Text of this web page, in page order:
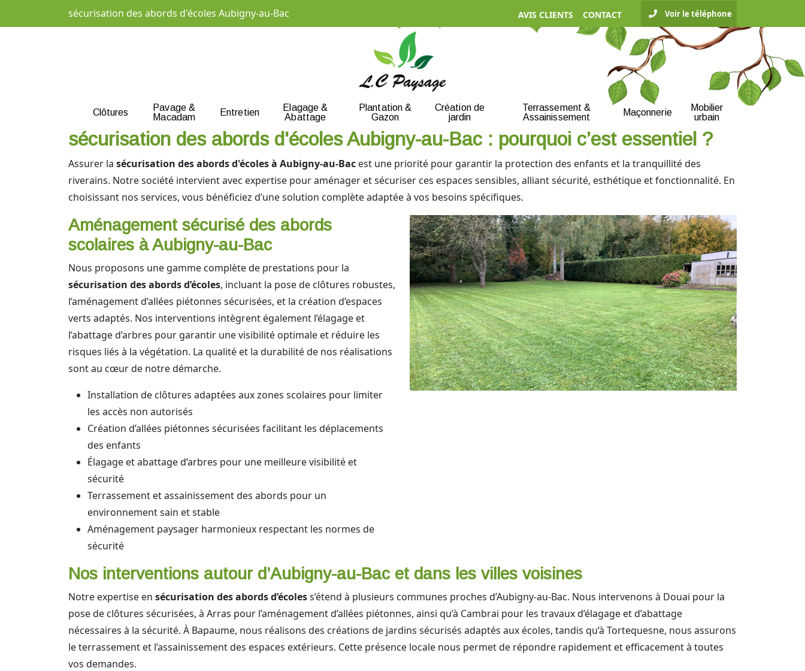
sécurisation des abords d'écoles Aubigny-au-Bac AVIS CLIENTS CONTACT Voir le téléphone
Clôtures
Pavage &
Macadam
Entretien
Elagage &
Abattage
Plantation &
Gazon
Création de
jardin
Terrassement &
Assainissement
Maçonnerie
Mobilier
urbain
sécurisation des abords d'écoles Aubigny-au-Bac : pourquoi c’est essentiel ?
Assurer la sécurisation des abords d'écoles à Aubigny-au-Bac est une priorité pour garantir la protection des enfants et la tranquillité des
riverains. Notre société intervient avec expertise pour aménager et sécuriser ces espaces sensibles, alliant sécurité, esthétique et fonctionnalité. En
choisissant nos services, vous bénéficiez d’une solution complète adaptée à vos besoins spécifiques.
Aménagement sécurisé des abords
scolaires à Aubigny-au-Bac
Nous proposons une gamme complète de prestations pour la
sécurisation des abords d’écoles, incluant la pose de clôtures robustes,
l’aménagement d’allées piétonnes sécurisées, et la création d’espaces
verts adaptés. Nos interventions intègrent également l’élagage et
l’abattage d’arbres pour garantir une visibilité optimale et réduire les
risques liés à la végétation. La qualité et la durabilité de nos réalisations
sont au cœur de notre démarche.
Installation de clôtures adaptées aux zones scolaires pour limiter
les accès non autorisés
Création d’allées piétonnes sécurisées facilitant les déplacements
des enfants
Élagage et abattage d’arbres pour une meilleure visibilité et
sécurité
Terrassement et assainissement des abords pour un
environnement sain et stable
Aménagement paysager harmonieux respectant les normes de
sécurité
Nos interventions autour d’Aubigny-au-Bac et dans les villes voisines
Notre expertise en sécurisation des abords d’écoless’étend à plusieurs communes proches d’Aubigny-au-Bac. Nous intervenons à Douai pour la
pose de clôtures sécurisées, à Arras pour l’aménagement d’allées piétonnes, ainsi qu’à Cambrai pour les travaux d’élagage et d’abattage
nécessaires à la sécurité. À Bapaume, nous réalisons des créations de jardins sécurisés adaptés aux écoles, tandis qu’à Tortequesne, nous assurons
le terrassement et l’assainissement des espaces extérieurs. Cette présence locale nous permet de répondre rapidement et efficacement à toutes
vos demandes.